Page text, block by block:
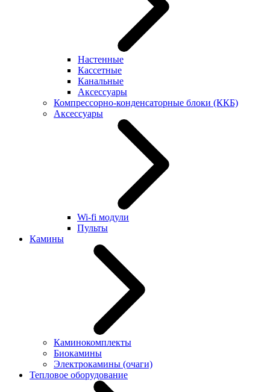
Настенные
Кассетные
Канальные
Аксессуары
Компрессорно-конденсаторные блоки (ККБ)
Аксессуары
Wi-fi модули
Пульты
Камины
Каминокомплекты
Биокамины
Электрокамины (очаги)
Тепловое оборудование